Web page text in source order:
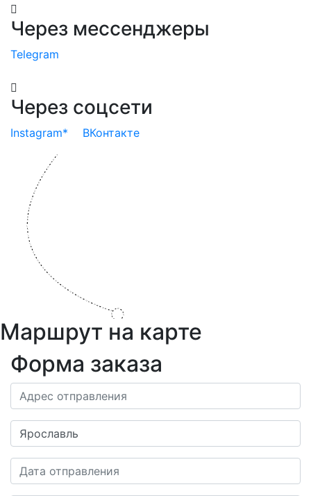
Через мессенджеры
Telegram
Через соцсети
Instagram* ВКонтакте
Маршрут на карте
Форма заказа